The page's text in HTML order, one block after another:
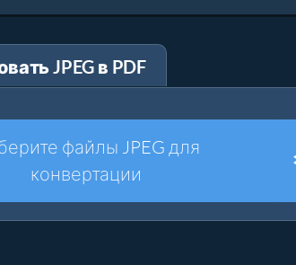
JPEG в PDF
файлы JPEG для
конвертации